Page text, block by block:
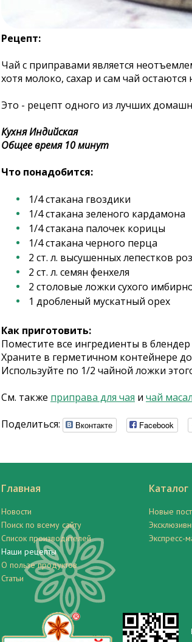
Рецепт:
Чай с приправами является
хотя молоко, сахар и сам чай
Это - рецепт одного из лучших
Кухня Индийская
Общее время 10 минут
Что понадобится:
1/4 стакана гвоздики
1/4 стакана зеленого кардамона
1/4 стакана палочек корицы
1/4 стакана черного перца
2 ст. л. высушенных лепестков роз
2 ст. л. семян фенхеля
2 столовые ложки сухого
1 дробленый мускатный орех
Как приготовить:
Поместите все ингредиенты в
Храните в герметичном контейнере
Используйте по 1/2 чайной ложки
См. также приправа для чая и чай
Поделиться:
Вконтакте Facebook
Главная
Новости
Поиск по всему сайту
Список производителей
Наши рецепты
О пользе продуктов
Статьи
Каталог
Новые
Экспресс-